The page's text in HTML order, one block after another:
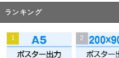
ランキング
1 2